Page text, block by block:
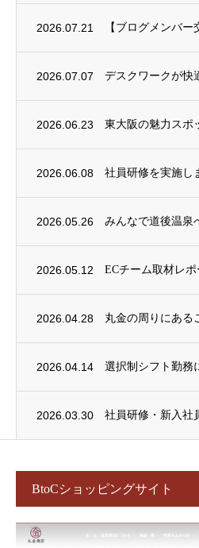
2026.07.21
2026.07.07
2026.06.23 東大阪の魅力スポ
2026.06.08 社員研修を実施し
2026.05.26 みんなで道後温泉
2026.05.12 ECチーム取材レ
2026.04.28
2026.04.14 選択制シフト勤務
2026.03.30
BtoCショッピングサイト